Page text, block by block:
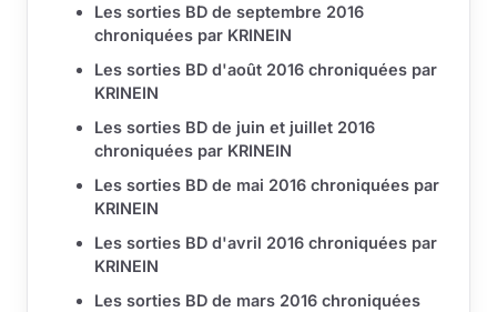
Les sorties BD de septembre 2016
chroniquées par KRINEIN
Les sorties BD d'août 2016 chroniquées par
KRINEIN
Les sorties BD de juin et juillet 2016
chroniquées par KRINEIN
Les sorties BD de mai 2016 chroniquées par
KRINEIN
Les sorties BD d'avril 2016 chroniquées par
KRINEIN
Les sorties BD de mars 2016 chroniquées